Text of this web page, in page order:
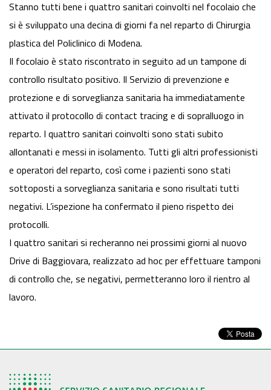
Stanno tutti bene i quattro sanitari coinvolti nel focolaio che
si è sviluppato una decina di giorni fa nel reparto di Chirurgia
plastica del Policlinico di Modena.
Il focolaio è stato riscontrato in seguito ad un tampone di
controllo risultato positivo. Il Servizio di prevenzione e
protezione e di sorveglianza sanitaria ha immediatamente
attivato il protocollo di contact tracing e di sopralluogo in
reparto. I quattro sanitari coinvolti sono stati subito
allontanati e messi in isolamento. Tutti gli altri professionisti
e operatori del reparto, così come i pazienti sono stati
sottoposti a sorveglianza sanitaria e sono risultati tutti
negativi. L’ispezione ha confermato il pieno rispetto dei
protocolli.
I quattro sanitari si recheranno nei prossimi giorni al nuovo
Drive di Baggiovara, realizzato ad hoc per effettuare tamponi
di controllo che, se negativi, permetteranno loro il rientro al
lavoro.